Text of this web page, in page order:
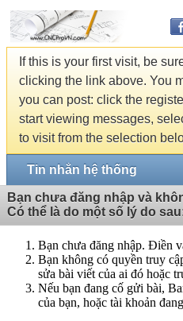
If this is your first visit, be
clicking the link above. You
you can post: click the
start viewing messages,
to visit from the selection
Tin nhắn hệ thống
Bạn chưa đăng nhập và
Có thể là do một số lý do
Bạn chưa đăng nhập. Điền
Bạn không có quyền truy
sửa bài viết của ai đó hoặc
Nếu bạn đang cố gửi bài,
của bạn, hoặc tài khoản